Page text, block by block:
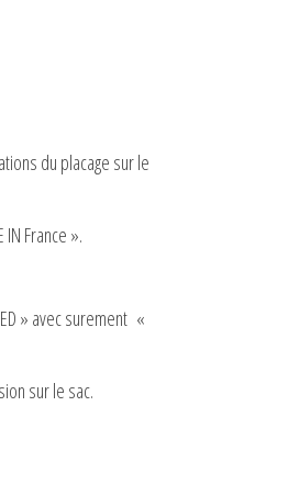
du placage sur le
IN France ».
» avec surement «
sur le sac.